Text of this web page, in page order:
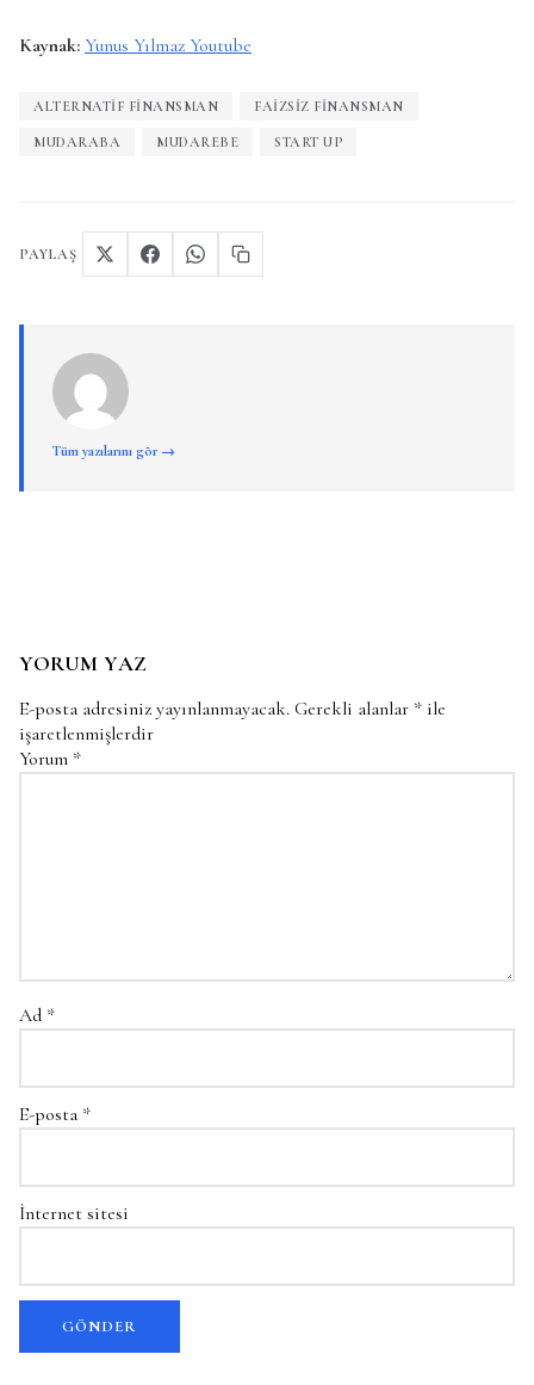
Kaynak: Yunus Yılmaz Youtube
ALTERNATIF FINANSMAN FAIZSIZ FINANSMAN
MUDARABA MUDAREBE START UP
PAYLAŞ
Tüm yazılarını gör →
YORUM YAZ
E-posta adresiniz yayınlanmayacak. Gerekli alanlar * ile
işaretlenmişlerdir
Yorum *
Ad *
E-posta *
İnternet sitesi